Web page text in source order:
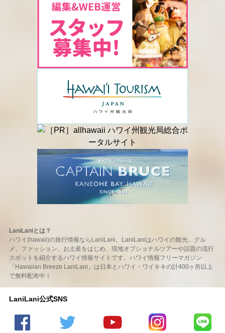
LaniLaniとは？
ハワイ(hawaii)の旅行情報ならLaniLani。LaniLaniはハワイの観光、グル
メ、ファッション、お土産をはじめ、現地オプショナルツアーや話題の流行
スポットを紹介するハワイ情報サイトです。ハワイ情報フリーマガジン
「Hawaiian Breeze LaniLani」は日本とハワイ・ワイキキの計400ヶ所以上
で無料配布中！
LaniLani公式SNS